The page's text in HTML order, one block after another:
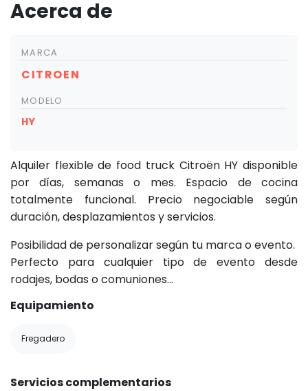
Acerca de
MARCA
CITROEN
MODELO
HY
Alquiler flexible de food truck Citroën HY disponible
por días, semanas o mes. Espacio de cocina
totalmente funcional. Precio negociable según
duración, desplazamientos y servicios.
Posibilidad de personalizar según tu marca o evento.
Perfecto para cualquier tipo de evento desde
rodajes, bodas o comuniones...
Equipamiento
Fregadero
Servicios complementarios